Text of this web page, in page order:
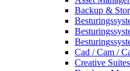
Backup &
Cad / Cam /
Creative Suites